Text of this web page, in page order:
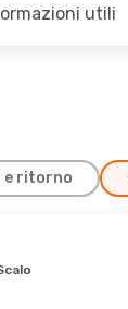
utili
e ritorno